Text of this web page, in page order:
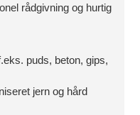
rådgivning og hurtig
puds, beton, gips,
jern og hård